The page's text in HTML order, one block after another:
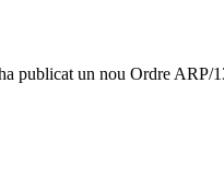
un nou Ordre ARP/